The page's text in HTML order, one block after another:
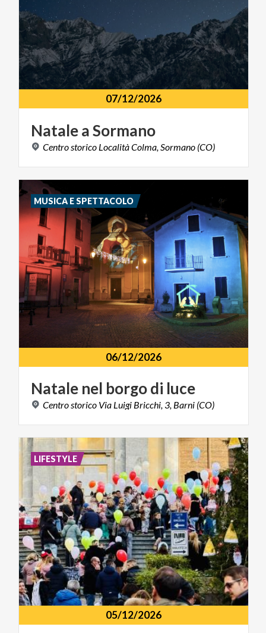
07/12/2026
NataleaSormano
Centro storico LocalitàColma, Sormano (CO)
06/12/2026
Natale nel borgodi luce
Centrostorico Via Luigi Bricchi,3, Barni (CO)
MUSICA E SPETTACOLO
05/12/2026
LIFESTYLE